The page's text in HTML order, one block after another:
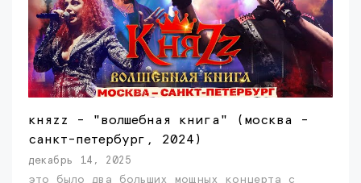
княzz - "волшебная книга" (москва -
санкт-петербург, 2024)
декабрь 14, 2025
это было два больших мощных концерта с